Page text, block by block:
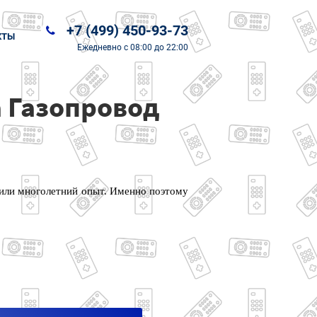
+7 (499) 450-93-73
Ежедневно с 08:00 до 22:00
многолетний опыт. Именно поэтому